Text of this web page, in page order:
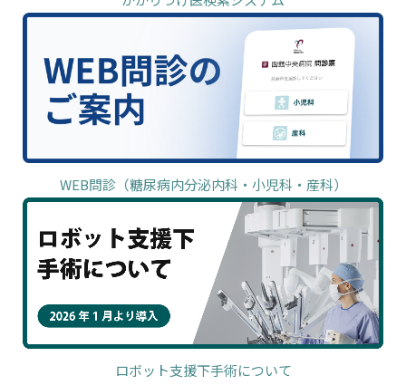
WEB問診（糖尿病内分泌内科・小児科・産科）
ロボット支援下手術について